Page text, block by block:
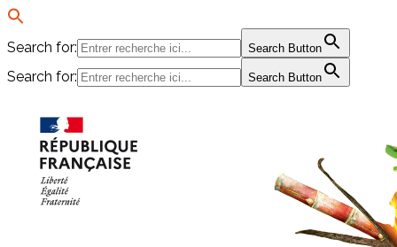
Search for: Search Button
Search for: Search Button
contenu